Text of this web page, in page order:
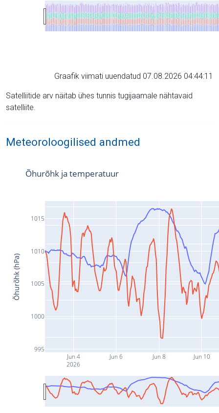
Graafik viimati uuendatud 07.08.2026 04:44:11
Satelliitide arv näitab ühes tunnis tugijaamale nähtavaid
satelliite.
Meteoroloogilised andmed
Jun 4
2026
Jun 6 Jun 8 Jun 10
995
1000
1005
1010
1015
Õhurõhk ja temperatuur
Õhurõhk (hPa)